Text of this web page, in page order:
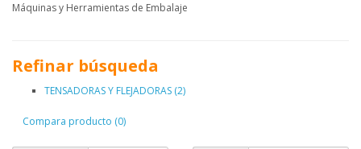
Máquinas y Herramientas de Embalaje
Refinar búsqueda
TENSADORAS Y FLEJADORAS (2)
Compara producto (0)